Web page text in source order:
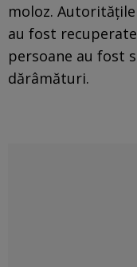
moloz.
au fost
persoane au fost
dărâmături.